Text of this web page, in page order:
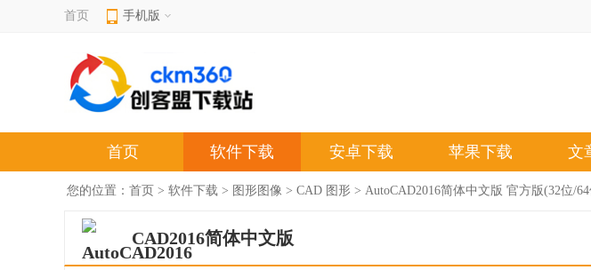
首页 手机版
首页 软件下载 安卓下载 苹果下载 文
您的位置： 首页 > 软件下载 > 图形图像 > CAD 图形 > AutoCAD2016简体中文版 官方版(32位/
CAD2016简体中文版